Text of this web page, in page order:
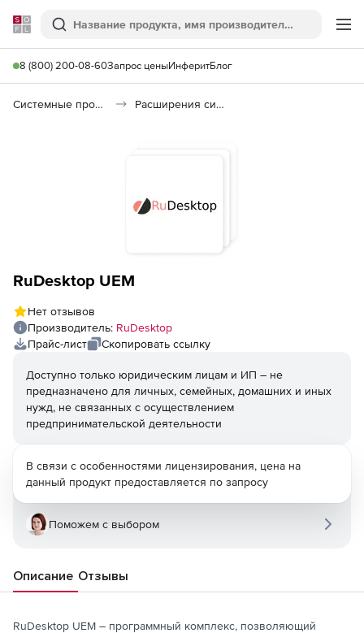
Softline
Поиск
8 (800) 200-08-60Запрос ценыИнферитБлог
Системные программы Расширения системы
RuDesktop UEM
Нет отзывов
Производитель: RuDesktop
Прайс-лист
Скопировать ссылку
Доступно только юридическим лицам и ИП – не
предназначено для личных, семейных, домашних и иных
нужд, не связанных с осуществлением
предпринимательской деятельности
В связи с особенностями лицензирования, цена на
данный продукт предоставляется по запросу
Поможем с выбором
Описание Отзывы
RuDesktop UEM – программный комплекс, позволяющий